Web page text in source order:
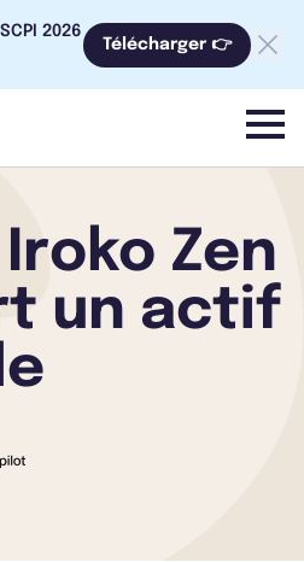
2026
Télécharger 👉
menu
Iroko Zen
un actif